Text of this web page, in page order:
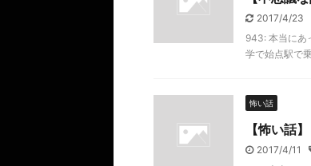
2017/4/23
943: 本当にあ
学で始点駅で
怖い話
【怖い話
2017/4/11